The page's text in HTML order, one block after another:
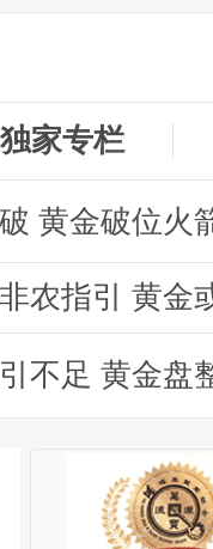
独家专栏
黄金破位火
不足 黄金盘